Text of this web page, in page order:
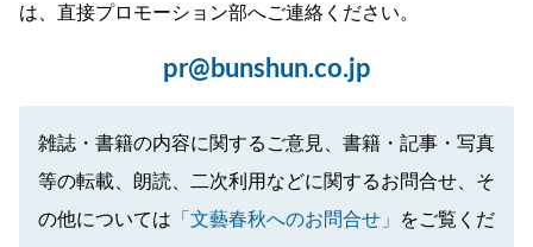
は、直接プロモーション部へご連絡ください。
pr@bunshun.co.jp
雑誌・書籍の内容に関するご意見、書籍・記事・写真
等の転載、朗読、二次利用などに関するお問合せ、そ
の他については 「文藝春秋へのお問合せ」
をご覧くだ